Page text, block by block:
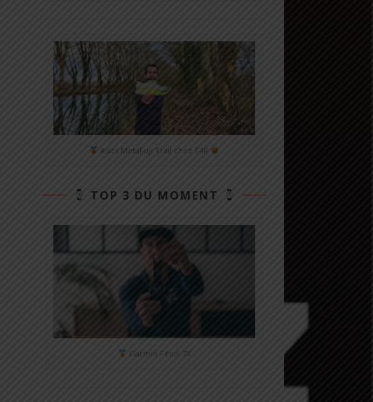
Asics MetaFuji Trail chez T4R
TOP 3 DU MOMENT
Garmin Fénix 7X